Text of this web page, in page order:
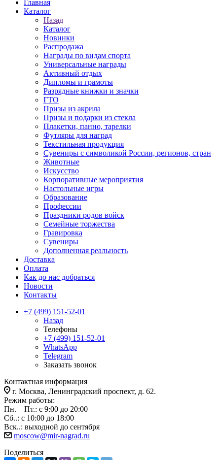
Главная
Каталог
Назад
Каталог
Новинки
Распродажа
Награды по видам спорта
Универсальные награды
Активный отдых
Дипломы и грамоты
Разрядные книжки и значки
ГТО
Призы из акрила
Призы и подарки из стекла
Плакетки, панно, тарелки
Футляры для наград
Текстильная продукция
Сувениры с символикой России, регионов, стран
Животные
Искусство
Корпоративные мероприятия
Настольные игры
Образование
Профессии
Праздники родов войск
Семейные торжества
Гравировка
Сувениры
Дополненная реальность
Доставка
Оплата
Как до нас добраться
Новости
Контакты
+7 (499) 151-52-01
Назад
Телефоны
+7 (499) 151-52-01
WhatsApp
Telegram
Заказать звонок
Контактная информация
г. Москва, Ленинградский проспект, д. 62.
Режим работы:
Пн. – Пт.: с 9:00 до 20:00
Сб..: с 10:00 до 18:00
Вск..: выходной до сентября
moscow@mir-nagrad.ru
Поделиться